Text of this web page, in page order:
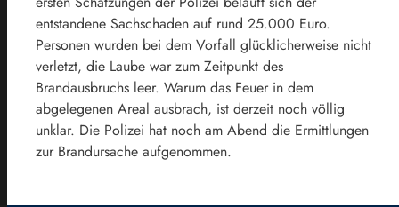
entstandene Sachschaden auf rund 25.000 Euro.
Personen wurden bei dem Vorfall glücklicherweise nicht
verletzt, die Laube war zum Zeitpunkt des
Brandausbruchs leer. Warum das Feuer in dem
abgelegenen Areal ausbrach, ist derzeit noch völlig
unklar. Die Polizei hat noch am Abend die Ermittlungen
zur Brandursache aufgenommen.